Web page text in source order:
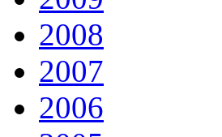
2008
2007
2006